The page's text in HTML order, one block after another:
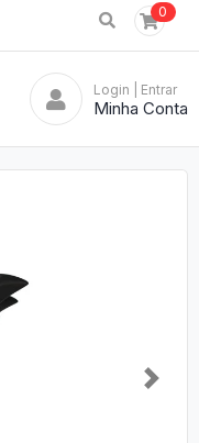
0
Login | Entrar
Minha Conta
Next